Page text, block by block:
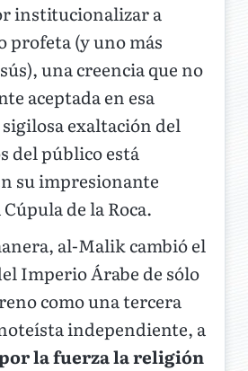
institucionalizar a
profeta (y uno más
una creencia que no
aceptada en esa
sigilosa exaltación del
del público está
su impresionante
de la Roca.
al-Malik cambió el
Imperio Árabe de sólo
como una tercera
independiente, a
la fuerza la religión